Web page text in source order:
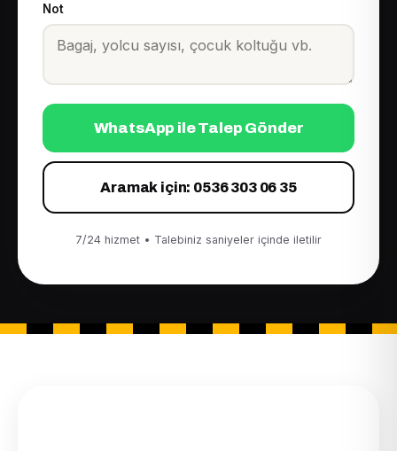
Not
WhatsApp ile Talep Gönder
Aramak için: 0536 303 06 35
7/24 hizmet • Talebiniz saniyeler içinde iletilir